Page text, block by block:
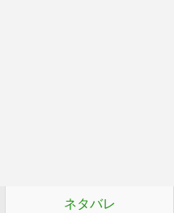
ネタバレ